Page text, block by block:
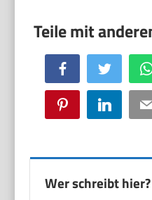
Facebook Twitter
Pinterest LinkedIn
Wer schreibt hier?